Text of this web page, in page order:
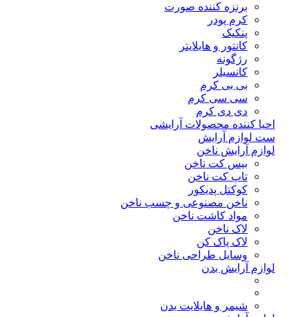
برنزه کننده صورت
کرم پودر
پنکیک
کانتور و هایلایتر
رژگونه
کانسیلر
بی بی کرم
سی سی کرم
دی دی کرم
احیا کننده محصولات آرایشی
ست لوازم آرایش
لوازم آرایش ناخن
بیس کت ناخن
تاپ کت ناخن
کوکتل پدیکور
ناخن مصنوعی و چسب ناخن
مواد کاشت ناخن
لاک ناخن
لاک پاک کن
وسایل طراحی ناخن
لوازم آرایش بدن
شیمر و هایلایت بدن